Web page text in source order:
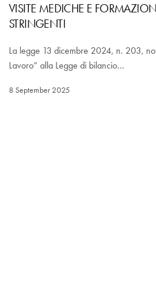
VISITE MEDICHE E
STRINGENTI
La legge 13 dicembre 2024, n. 203,
Lavoro” alla Legge di bilancio…
8 September 2025